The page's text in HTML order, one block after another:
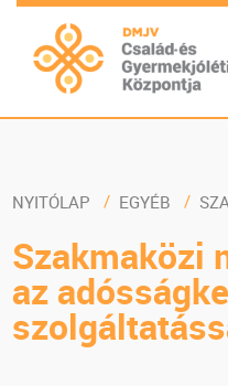
NYITÓLAP EGYÉB
Szakmaközi
az